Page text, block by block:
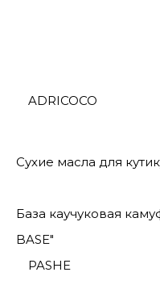
ADRICOCO
Сухие масла для
База каучуковая
BASE"
PASHE